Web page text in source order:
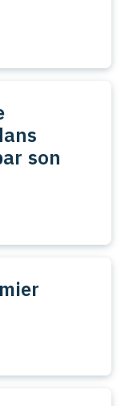
son